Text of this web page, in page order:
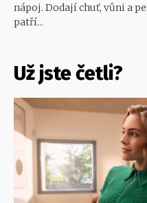
nápoj. Dodají chuť, vůni a
patří...
Už jste četli?